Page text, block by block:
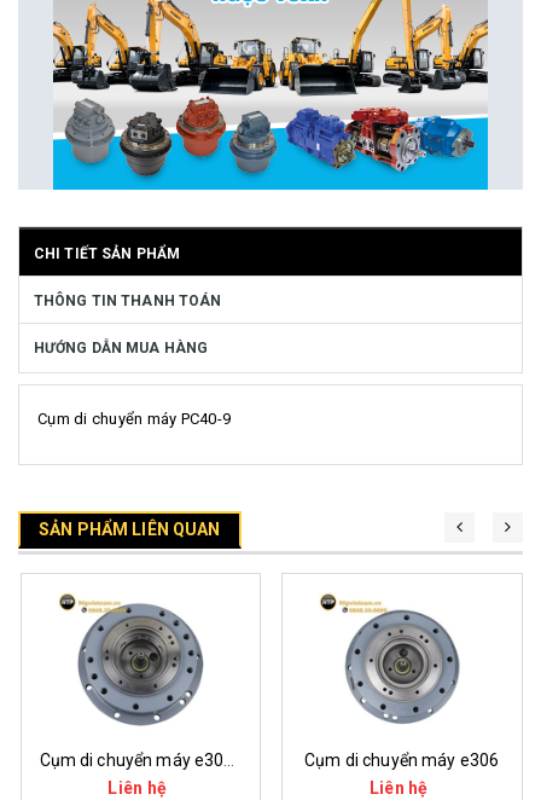
CHI TIẾT SẢN PHẨM
THÔNG TIN THANH TOÁN
HƯỚNG DẪN MUA HÀNG
Cụm di chuyển máy PC40-9
SẢN PHẨM LIÊN QUAN
Cụm di chuyển máy e305.5
Liên hệ
Cụm di chuyển máy e306
Liên hệ